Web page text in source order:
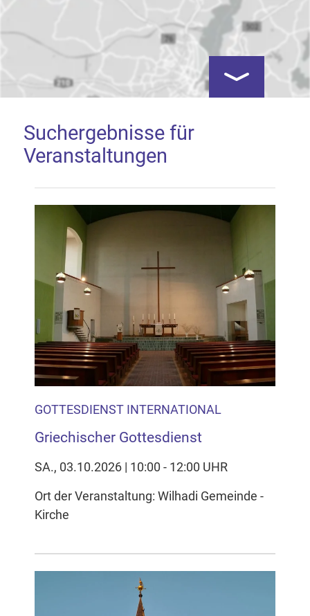
Google Map laden
Mit dem Laden der Karte akzeptieren Sie, dass die
Anwendung Google Maps beim Aktivieren von
Inhalten Cookies auf Ihrem Gerät setzt, z.B. zwecks
Reichweitenmessung und profilbasierter Werbung.
Hier können Sie Ihre Cookie-
Einstellungen anpassen
Kartenansicht
Suchergebnisse für
Veranstaltungen
GOTTESDIENST INTERNATIONAL
Griechischer Gottesdienst
SA., 03.10.2026 | 10:00 - 12:00 UHR
Ort der Veranstaltung: Wilhadi Gemeinde -
Kirche